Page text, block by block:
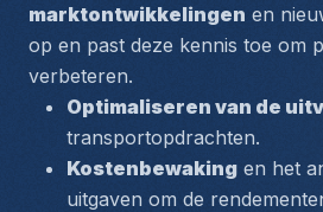
marktontwikkelingen en
op en past deze kennis toe om
verbeteren.
Optimaliseren van de
transportopdrachten.
Kostenbewaking en het
uitgaven om de